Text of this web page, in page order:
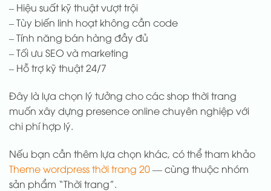
– Hiệu suất kỹ thuật vượt trội
– Tùy biến linh hoạt không cần code
– Tính năng bán hàng đầy đủ
– Tối ưu SEO và marketing
– Hỗ trợ kỹ thuật 24/7
Đây là lựa chọn lý tưởng cho các shop thời trang
muốn xây dựng presence online chuyên nghiệp với
chi phí hợp lý.
Nếu bạn cần thêm lựa chọn khác, có thể tham khảo
Theme wordpress thời trang 20— cùng thuộc nhóm
sản phẩm “Thời trang”.